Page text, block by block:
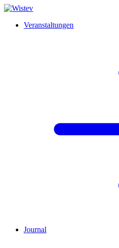
Veranstaltungen
Journal